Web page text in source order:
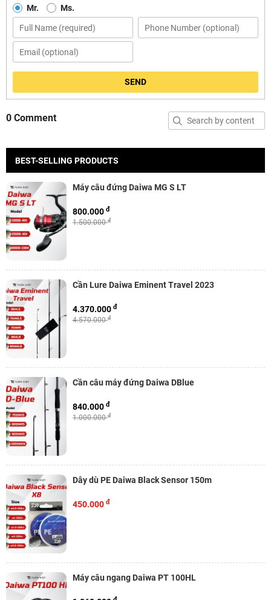
Mr. Ms.
SEND
0 Comment
BEST-SELLING PRODUCTS
Máy câu đứng Daiwa MG S LT
1.500.000đ
800.000 đ
Cần Lure Daiwa Eminent Travel 2023
4.570.000đ
4.370.000 đ
Cần câu máy đứng Daiwa DBlue
1.000.000đ
840.000 đ
Dây dù PE Daiwa Black Sensor 150m
450.000 đ
Máy câu ngang Daiwa PT 100HL